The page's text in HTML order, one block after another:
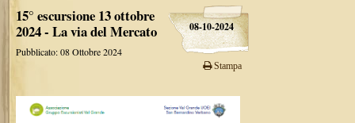
08-10-2024
15° escursione 13 ottobre
2024 - La via del Mercato
Pubblicato: 08 Ottobre 2024
Stampa